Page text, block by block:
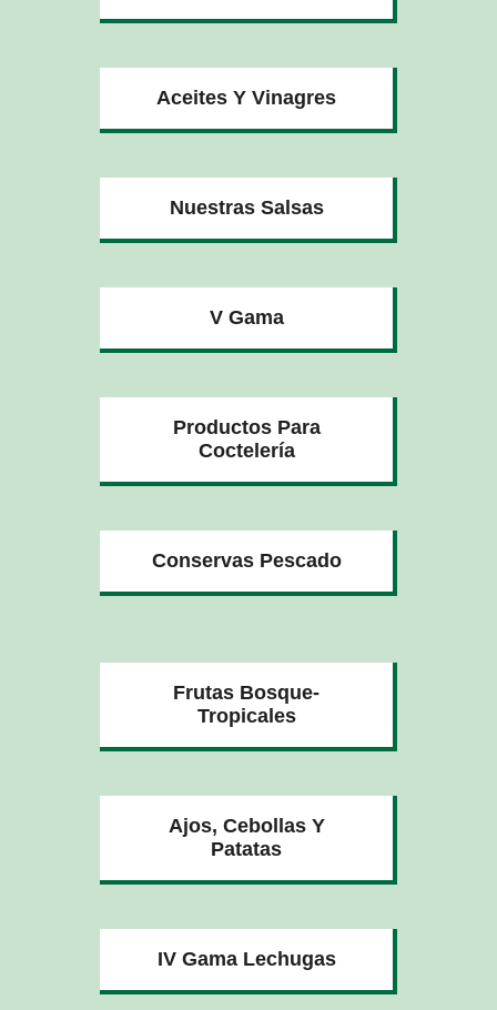
Aceites Y Vinagres
Nuestras Salsas
V Gama
Productos Para
Coctelería
Conservas Pescado
Frutas Bosque-
Tropicales
Ajos, Cebollas Y
Patatas
IV Gama Lechugas